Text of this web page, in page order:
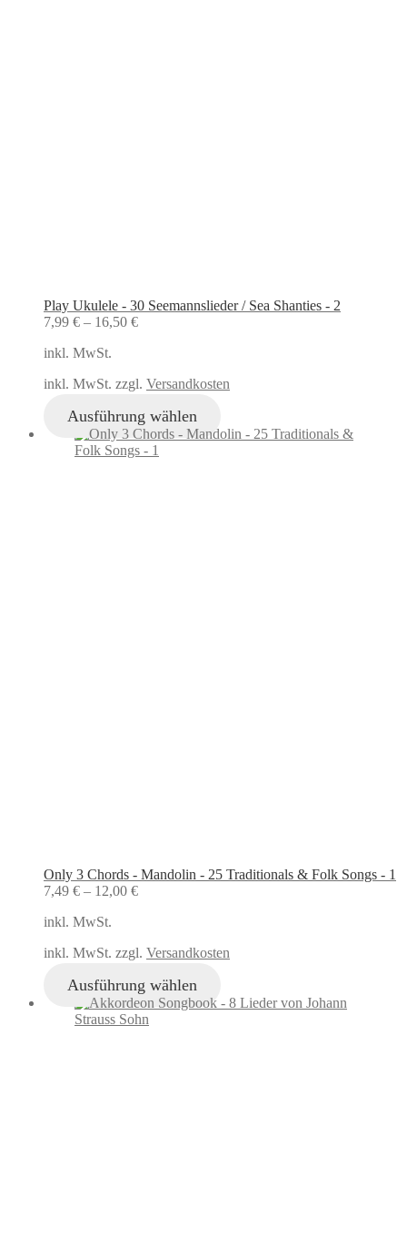
Play Ukulele - 30 Seemannslieder / Sea Shanties - 2
7,99 € – 16,50 €
inkl. MwSt.
inkl. MwSt. zzgl. Versandkosten
Ausführung wählen
Only 3 Chords - Mandolin - 25 Traditionals & Folk Songs - 1
7,49 € – 12,00 €
inkl. MwSt.
inkl. MwSt. zzgl. Versandkosten
Ausführung wählen